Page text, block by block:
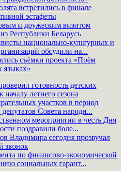
встретились в финале
эстафеты
и дружеским визитом
Республики Беларусь
национально-культурных и
обсудили на...
съёмки проекта «Поём
языках»
готовность детских
началу летнего сезона
участков в период
Совета народн...
мероприятии в честь Дня
поздравили боле...
Владимира сегодня прозвучал
звонок
по финансово-экономической
социальных гарант...